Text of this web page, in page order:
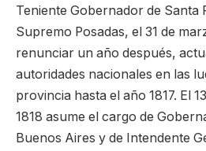
Teniente Gobernador de Santa
Supremo Posadas, el 31 de
renunciar un año después,
autoridades nacionales en las
provincia hasta el año 1817. El
1818 asume el cargo de
Buenos Aires y de Intendente